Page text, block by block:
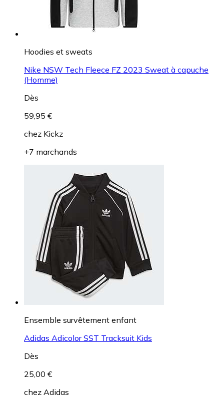
Hoodies et sweats
Nike NSW Tech Fleece FZ 2023 Sweat à capuche
(Homme)
Dès
59,95 €
chez Kickz
+7 marchands
Ensemble survêtement enfant
Adidas Adicolor SST Tracksuit Kids
Dès
25,00 €
chez Adidas